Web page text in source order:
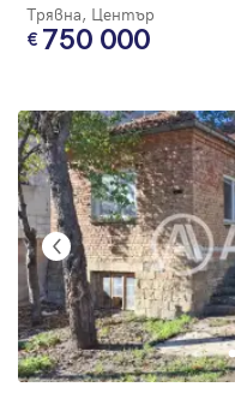
Трявна, Център
750 000